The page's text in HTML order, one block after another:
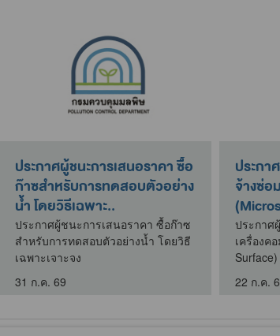
ประกาศผู้ชนะการเสนอราคา ซื้อ
ก๊าซสำหรับการทดสอบตัวอย่าง
น้ำ โดยวิธีเฉพาะ..
ประกาศผู้ชนะการเสนอราคา ซื้อก๊าซ
สำหรับการทดสอบตัวอย่างน้ำ โดยวิธี
เฉพาะเจาะจง
31 ก.ค. 69
ประกา
จ้างซ่อ
ประกาศ
เครื่องค
22 ก.ค.